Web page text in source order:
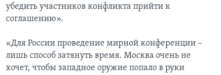
убедить участников конфликта прийти к
соглашению».
«Для России проведение мирной конференции –
лишь способ затянуть время. Москва очень не
хочет, чтобы западное оружие попало в руки